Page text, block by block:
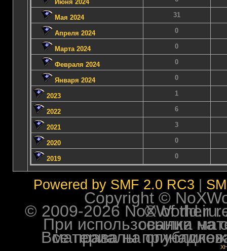
Июня 2024
Мая 2024 31
Апреля 2024 0
Марта 2024 0
Февраля 2024 0
Января 2024 0
2023 1
2022 6
2021 3
2020 0
2019 0
Powered by SMF 2.0 RC3
Copyright ©
© 2009-2026 NoXWorld.ru. All
При использовании
Все права на опубликованные на форуме